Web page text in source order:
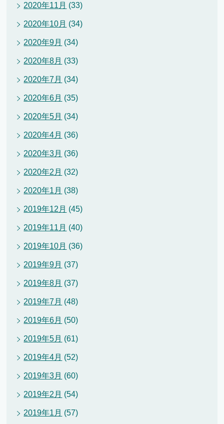
2020年11月 (33)
2020年10月 (34)
2020年9月 (34)
2020年8月 (33)
2020年7月 (34)
2020年6月 (35)
2020年5月 (34)
2020年4月 (36)
2020年3月 (36)
2020年2月 (32)
2020年1月 (38)
2019年12月 (45)
2019年11月 (40)
2019年10月 (36)
2019年9月 (37)
2019年8月 (37)
2019年7月 (48)
2019年6月 (50)
2019年5月 (61)
2019年4月 (52)
2019年3月 (60)
2019年2月 (54)
2019年1月 (57)